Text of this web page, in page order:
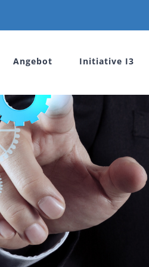
Angebot Initiative I3